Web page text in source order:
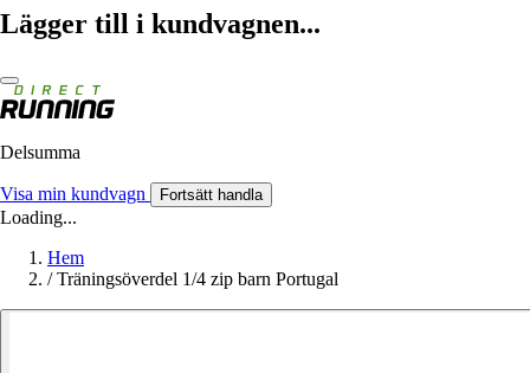
Lägger till i kundvagnen...
Delsumma
Visa min kundvagn Fortsätt handla
Loading...
Hem
/ Träningsöverdel 1/4 zip barn Portugal